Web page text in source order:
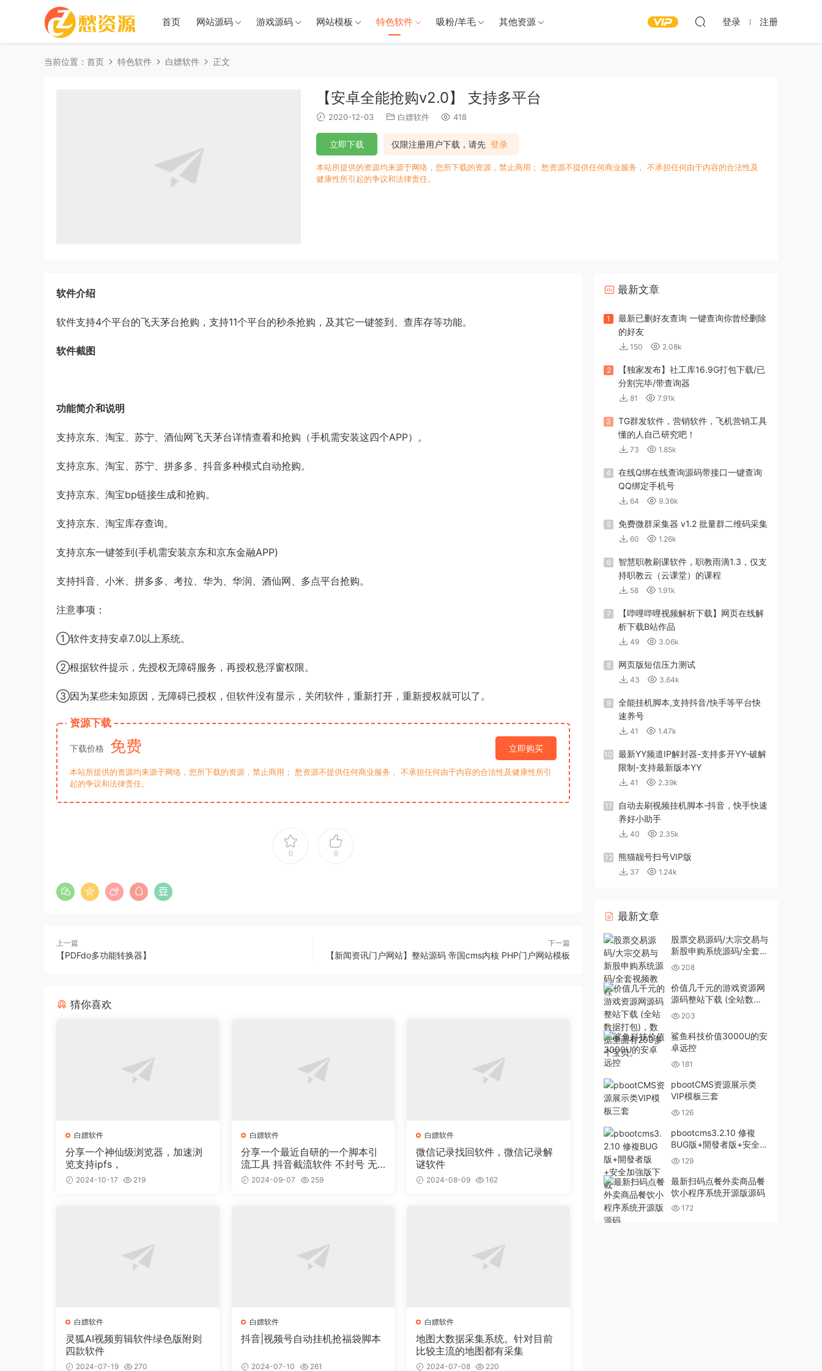
首页 网站源码 游戏源码 网站模板 特色软件 吸粉/羊毛 其他资源 登录 注册
当前位置： 首页 特色软件 白嫖软件 正文
【安卓全能抢购v2.0】 支持多平台
2020-12-03 白嫖软件 418
仅限注册用户下载，请先 登录
立即下载
本站所提供的资源均来源于网络，您所下载的资源，禁止商用； 愁资源不提供任何商业服务， 不承担任何由于内容的合法性及
健康性所引起的争议和法律责任。
软件介绍
软件支持4个平台的飞天茅台抢购，支持11个平台的秒杀抢购，及其它一键签到、查库存等功能。
软件截图
功能简介和说明
支持京东、淘宝、苏宁、酒仙网飞天茅台详情查看和抢购（手机需安装这四个APP）。
支持京东、淘宝、苏宁、拼多多、抖音多种模式自动抢购。
支持京东、淘宝bp链接生成和抢购。
支持京东、淘宝库存查询。
支持京东一键签到(手机需安装京东和京东金融APP)
支持抖音、小米、拼多多、考拉、华为、华润、酒仙网、多点平台抢购。
注意事项：
①软件支持安卓7.0以上系统。
②根据软件提示，先授权无障碍服务，再授权悬浮窗权限。
③因为某些未知原因，无障碍已授权，但软件没有显示，关闭软件，重新打开，重新授权就可以了。
资源下载
下载价格 免费 立即购买
本站所提供的资源均来源于网络，您所下载的资源，禁止商用； 愁资源不提供任何商业服务， 不承担任何由于内容的合法性及健康性所引
起的争议和法律责任。
0 0
上一篇
【PDFdo多功能转换器】
下一篇
【新闻资讯门户网站】整站源码 帝国cms内核 PHP门户网站模板
猜你喜欢
白嫖软件
分享一个神仙级浏览器，加速浏
览支持ipfs，
2024-10-17 219
白嫖软件
分享一个最近自研的一个脚本引
流工具 抖音截流软件 不封号 无
痕 2024-09-07 259
白嫖软件
微信记录找回软件，微信记录解
谜软件
2024-08-09 162
白嫖软件
灵狐AI视频剪辑软件绿色版附则
四款软件
2024-07-19 270
白嫖软件
抖音|视频号自动挂机抢福袋脚本
2024-07-10 261
白嫖软件
地图大数据采集系统。针对目前
比较主流的地图都有采集
2024-07-08 220
最新文章
1
最新已删好友查询 一键查询你曾经删除
的好友
150 2.08k
2
【独家发布】社工库16.9G打包下载/已
分割完毕/带查询器
81 7.91k
3
TG群发软件，营销软件，飞机营销工具
懂的人自己研究吧！
73 1.85k
4
在线Q绑在线查询源码带接口一键查询
QQ绑定手机号
64 9.36k
5 免费微群采集器 v1.2 批量群二维码采集
60 1.26k
6
智慧职教刷课软件，职教雨滴1.3，仅支
持职教云（云课堂）的课程
58 1.91k
7
【哔哩哔哩视频解析下载】网页在线解
析下载B站作品
49 3.06k
8 网页版短信压力测试
43 3.64k
9
全能挂机脚本,支持抖音/快手等平台快
速养号
41 1.47k
10
最新YY频道IP解封器-支持多开YY-破解
限制-支持最新版本YY
41 2.39k
11
自动去刷视频挂机脚本-抖音，快手快速
养好小助手
40 2.35k
12 熊猫靓号扫号VIP版
37 1.24k
最新文章
股票交易源码/大宗交易与
新股申购系统源码/全套视
频教程
208
价值几千元的游戏资源网
源码整站下载 (全站数据
打包)，数据里面有200多
个宝贝。
203
鲨鱼科技价值3000U的安
卓远控
181
pbootCMS资源展示类
VIP模板三套
126
pbootcms3.2.10 修複
BUG版+開發者版+安全加
強版下載
129
最新扫码点餐外卖商品餐
饮小程序系统开源版源码
172